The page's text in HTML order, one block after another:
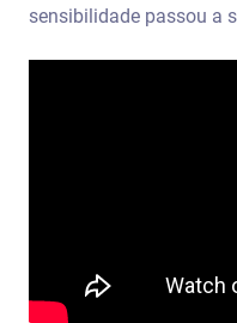
sensibilidade passou a